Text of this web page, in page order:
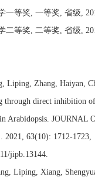
一等奖, 一等奖, 省级,
二等奖, 二等奖, 省级,
Liping, Zhang, Haiyan,
through direct inhibition
Arabidopsis. JOURNAL
63(10): 1712-1723,
jipb.13144.
Liping, Xiang,